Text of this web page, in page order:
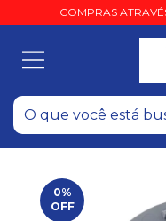
COMPRAS
0%
OFF